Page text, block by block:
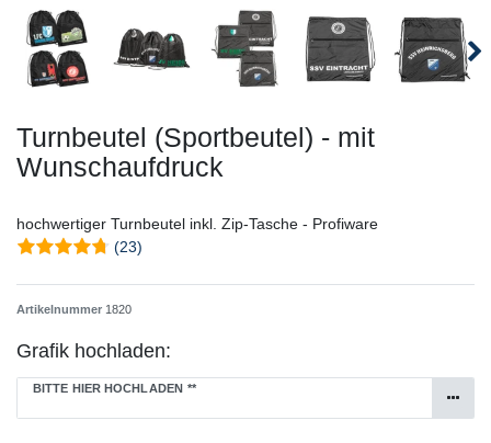
Turnbeutel (Sportbeutel) - mit
Wunschaufdruck
hochwertiger Turnbeutel inkl. Zip-Tasche - Profiware
(23)
Artikelnummer 1820
Grafik hochladen:
BITTE HIER HOCHLADEN **